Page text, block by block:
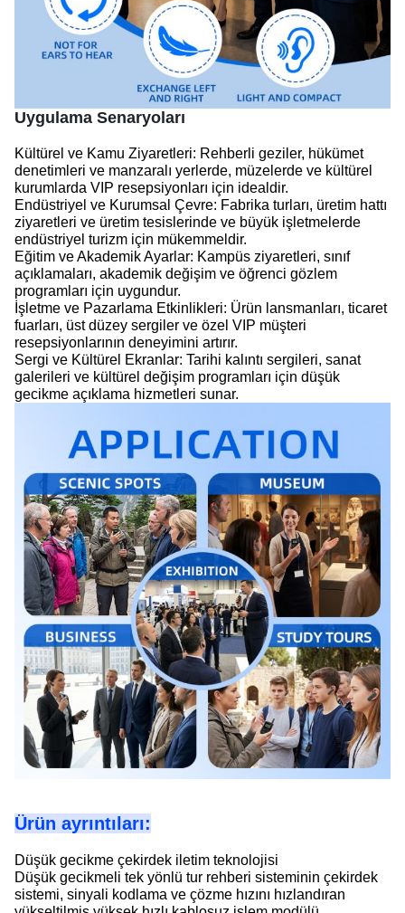
Uygulama Senaryoları
Kültürel ve Kamu Ziyaretleri: Rehberli geziler, hükümet
denetimleri ve manzaralı yerlerde, müzelerde ve kültürel
kurumlarda VIP resepsiyonları için idealdir.
Endüstriyel ve Kurumsal Çevre: Fabrika turları, üretim hattı
ziyaretleri ve üretim tesislerinde ve büyük işletmelerde
endüstriyel turizm için mükemmeldir.
Eğitim ve Akademik Ayarlar: Kampüs ziyaretleri, sınıf
açıklamaları, akademik değişim ve öğrenci gözlem
programları için uygundur.
İşletme ve Pazarlama Etkinlikleri: Ürün lansmanları, ticaret
fuarları, üst düzey sergiler ve özel VIP müşteri
resepsiyonlarının deneyimini artırır.
Sergi ve Kültürel Ekranlar: Tarihi kalıntı sergileri, sanat
galerileri ve kültürel değişim programları için düşük
gecikme açıklama hizmetleri sunar.
Ürün ayrıntıları:
Düşük gecikme çekirdek iletim teknolojisi
Düşük gecikmeli tek yönlü tur rehberi sisteminin çekirdek
sistemi, sinyali kodlama ve çözme hızını hızlandıran